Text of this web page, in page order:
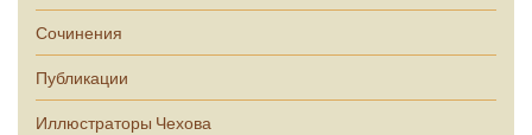
Сочинения
Публикации
Иллюстраторы Чехова